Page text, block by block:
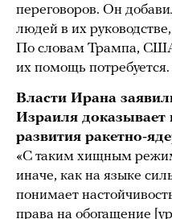
переговоров. Он
людей в их
По словам Трампа,
их помощь потребуется.
Власти Ирана
Израиля доказывает
развития ракетно-
«С таким хищным
иначе, как на языке
понимает
права на обогащение